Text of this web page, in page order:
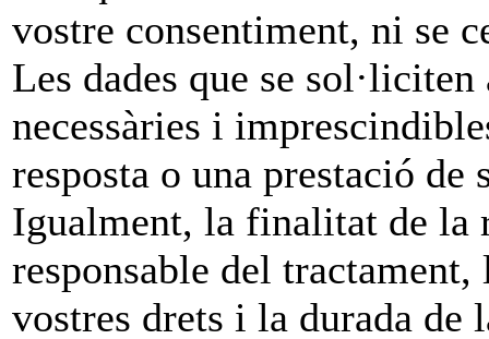
vostre consentiment, ni se
Les dades que se
necessàries i
resposta o una prestació
Igualment, la finalitat de la
responsable del
vostres drets i la durada de